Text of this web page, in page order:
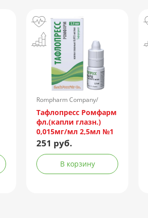
Rompharm Company/
Румыния
Тафлопресс Ромфарм
фл.(капли глазн.)
0,015мг/мл 2,5мл №1
пач.карт.
251 руб.
В корзину